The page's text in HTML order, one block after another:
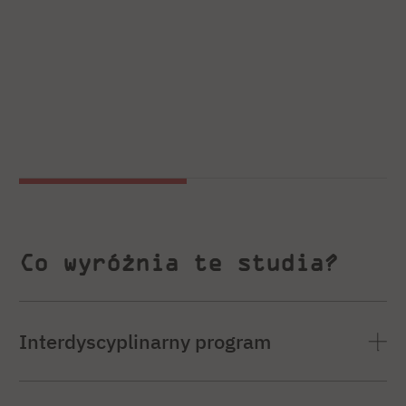
Co wyróżnia te studia?
Interdyscyplinarny program